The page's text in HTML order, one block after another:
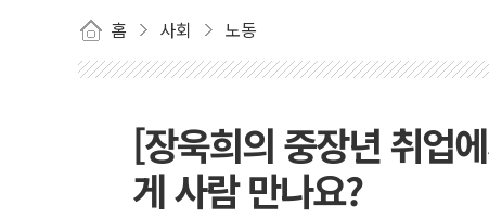
홈 사회 노동
[장욱희의 중장년 취업
게 사람 만나요?